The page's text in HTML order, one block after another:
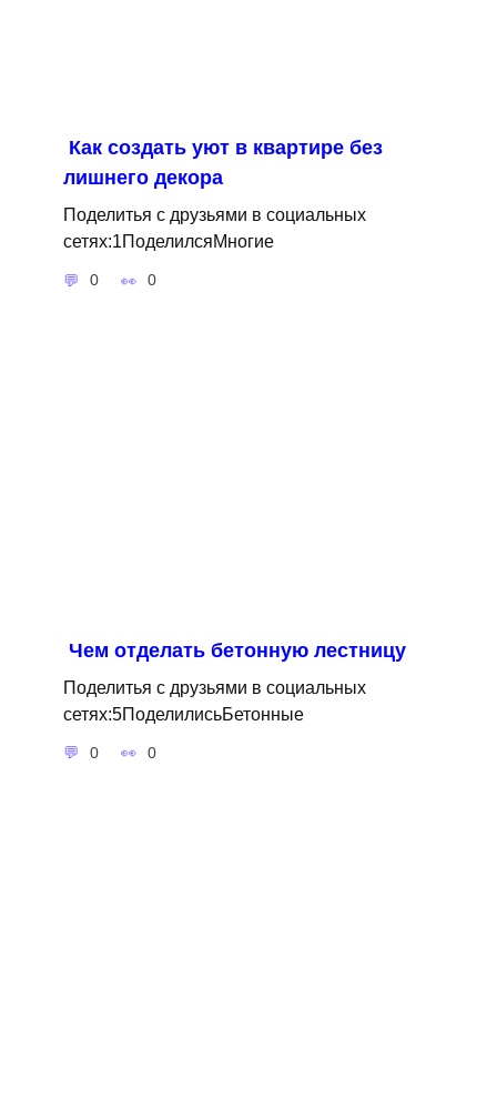
Как создать уют в квартире без
лишнего декора
Поделитья с друзьями в социальных
сетях:1ПоделилсяМногие
0 0
Чем отделать бетонную лестницу
Поделитья с друзьями в социальных
сетях:5ПоделилисьБетонные
0 0